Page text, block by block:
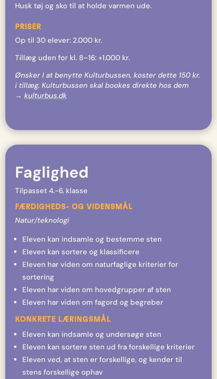
Husk tøj og sko til at holde varmen ude.
PRISER
Op til 30 elever: 2.000 kr.
Tillæg uden for kl. 8–16: +1.000 kr.
Ønsker I at benytte Kulturbussen, koster dette 150 kr.
i tillæg. Kulturbussen skal bookes direkte hos dem
→ kulturbus.dk
Faglighed
Tilpasset 4.-6. klasse
FÆRDIGHEDS- OG VIDENSMÅL
Natur/teknologi
Eleven kan indsamle og bestemme sten
Eleven kan sortere og klassificere
Eleven har viden om naturfaglige kriterier for
sortering
Eleven har viden om hovedgrupper af sten
Eleven har viden om fagord og begreber
KONKRETE LÆRINGSMÅL
Eleven kan indsamle og undersøge sten
Eleven kan sortere sten ud fra forskellige kriterier
Eleven ved, at sten er forskellige, og kender til
stens forskellige ophav